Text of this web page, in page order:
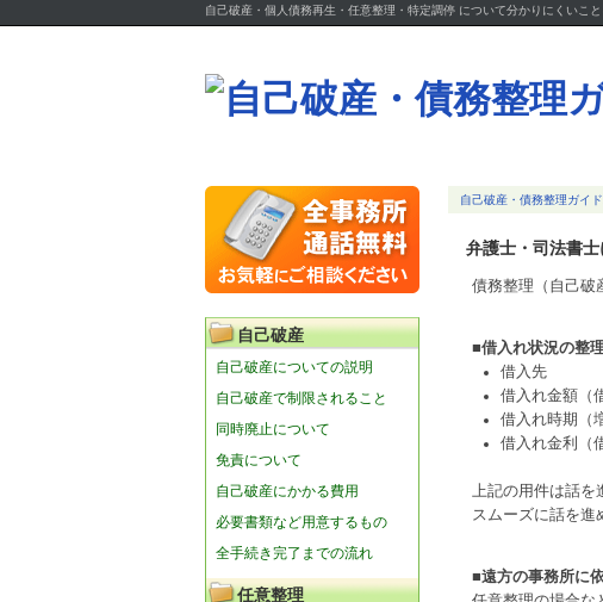
自己破産・個人債務再生・任意整理・特定調停 について分かりにくいこ
自己破産
自己破産についての説明
自己破産で制限されること
同時廃止について
免責について
自己破産にかかる費用
必要書類など用意するもの
全手続き完了までの流れ
任意整理
自己破産・債務整理ガイ
弁護士・司法書
債務整理（自己破
■借入れ状況の整
借入先
借入れ金額（
借入れ時期（
借入れ金利（
上記の用件は話を
スムーズに話を進
■遠方の事務所に